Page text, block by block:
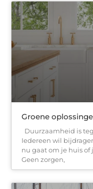
Groene
Duurzaamheid is
Iedereen wil
nu gaat om je huis of
Geen zorgen,